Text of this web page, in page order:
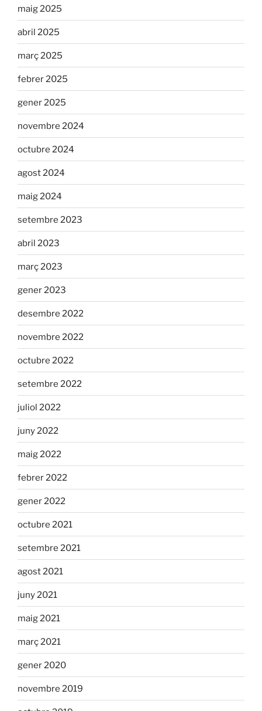
maig 2025
abril 2025
març 2025
febrer 2025
gener 2025
novembre 2024
octubre 2024
agost 2024
maig 2024
setembre 2023
abril 2023
març 2023
gener 2023
desembre 2022
novembre 2022
octubre 2022
setembre 2022
juliol 2022
juny 2022
maig 2022
febrer 2022
gener 2022
octubre 2021
setembre 2021
agost 2021
juny 2021
maig 2021
març 2021
gener 2020
novembre 2019